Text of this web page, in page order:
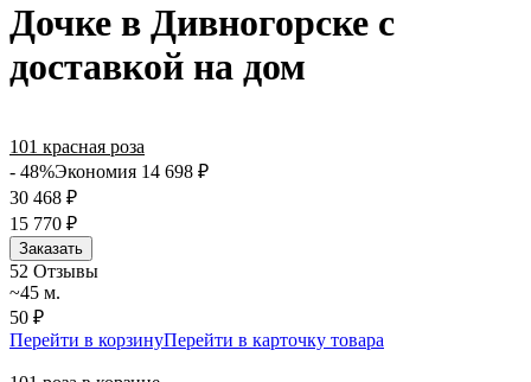
Дочке в Дивногорске с
доставкой на дом
101 красная роза
- 48%Экономия 14 698 ₽
30 468 ₽
15 770 ₽
Заказать
52 Отзывы
~45 м.
50 ₽
Перейти в корзинуПерейти в карточку товара